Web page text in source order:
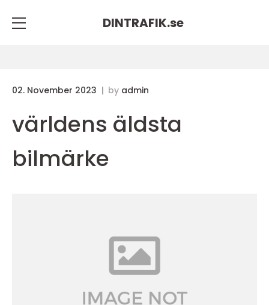
DINTRAFIK.se
02. November 2023 by admin
världens äldsta
bilmärke